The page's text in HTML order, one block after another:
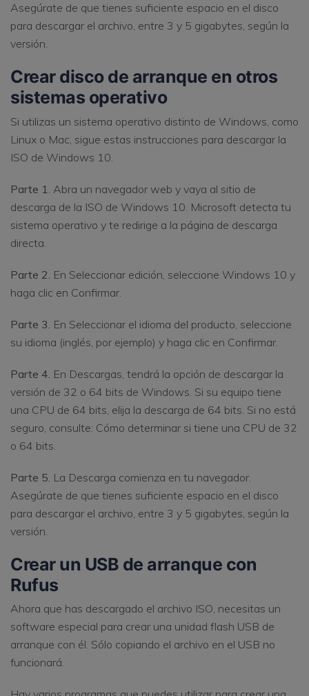
Asegúrate de que tienes suficiente espacio en el disco
para descargar el archivo, entre 3 y 5 gigabytes, según la
versión.
Crear disco de arranque en otros
sistemas operativo
Si utilizas un sistema operativo distinto de Windows, como
Linux o Mac, sigue estas instrucciones para descargar la
ISO de Windows 10.
Parte 1 . Abra un navegador web y vaya al sitio de
descarga de la ISO de Windows 10. Microsoft detecta tu
sistema operativo y te redirige a la página de descarga
directa.
Parte 2. En Seleccionar edición, seleccione Windows 10 y
haga clic en Confirmar.
Parte 3. En Seleccionar el idioma del producto, seleccione
su idioma (inglés, por ejemplo) y haga clic en Confirmar.
Parte 4. En Descargas, tendrá la opción de descargar la
versión de 32 o 64 bits de Windows. Si su equipo tiene
una CPU de 64 bits, elija la descarga de 64 bits. Si no está
seguro, consulte: Cómo determinar si tiene una CPU de 32
o 64 bits.
Parte 5. La Descarga comienza en tu navegador.
Asegúrate de que tienes suficiente espacio en el disco
para descargar el archivo, entre 3 y 5 gigabytes, según la
versión.
Crear un USB de arranque con
Rufus
Ahora que has descargado el archivo ISO, necesitas un
software especial para crear una unidad flash USB de
arranque con él. Sólo copiando el archivo en el USB no
funcionará.